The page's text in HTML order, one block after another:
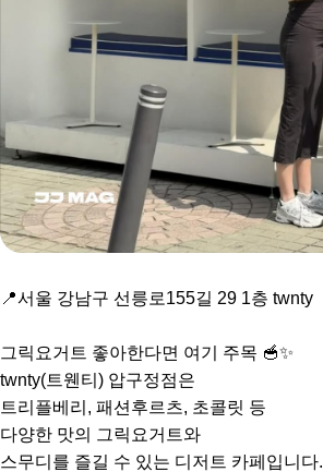
📍서울 강남구 선릉로155길 29 1층 twnty
그릭요거트 좋아한다면 여기 주목 🥣✨
twnty(트웬티) 압구정점은
트리플베리, 패션후르츠, 초콜릿 등
다양한 맛의 그릭요거트와
스무디를 즐길 수 있는 디저트 카페입니다.